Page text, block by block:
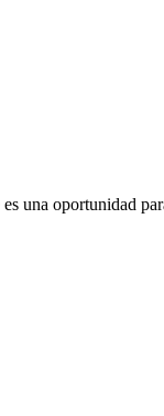
una oportunidad